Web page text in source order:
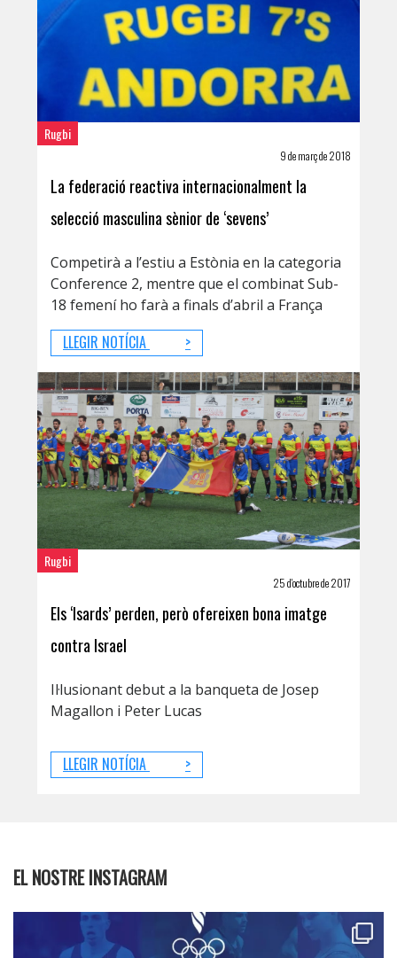
Rugbi
9 de març de 2018
La federació reactiva internacionalment la
selecció masculina sènior de ‘sevens’
Competirà a l’estiu a Estònia en la categoria
Conference 2, mentre que el combinat Sub-
18 femení ho farà a finals d’abril a França
LLEGIR NOTÍCIA >
Rugbi
25 d'octubre de 2017
Els ‘Isards’ perden, però ofereixen bona imatge
contra Israel
Il·lusionant debut a la banqueta de Josep
Magallon i Peter Lucas
LLEGIR NOTÍCIA >
EL NOSTRE INSTAGRAM